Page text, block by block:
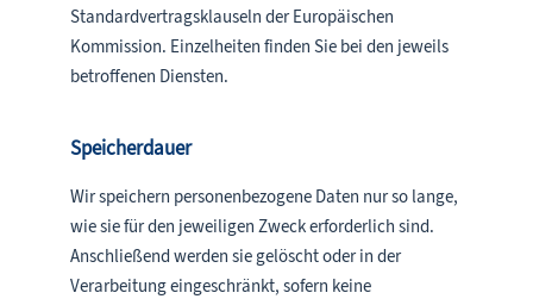
Standardvertragsklauseln der Europäischen
Kommission. Einzelheiten finden Sie bei den jeweils
betroffenen Diensten.
Speicherdauer
Wir speichern personenbezogene Daten nur so lange,
wie sie für den jeweiligen Zweck erforderlich sind.
Anschließend werden sie gelöscht oder in der
Verarbeitung eingeschränkt, sofern keine